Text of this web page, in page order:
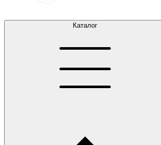
Каталог